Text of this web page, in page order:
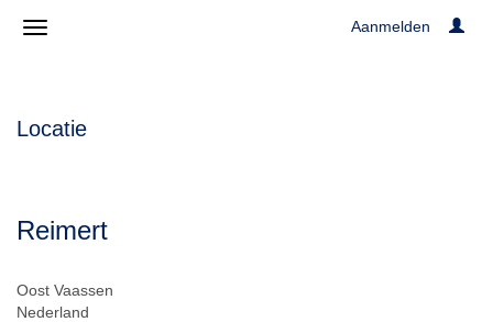
Aanmelden
Locatie
Reimert
Oost Vaassen
Nederland